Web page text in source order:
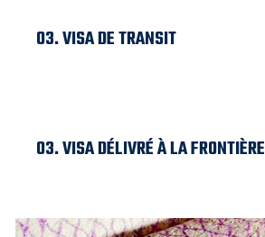
03. VISA DE TRANSIT
03. VISA DÉLIVRÉ À LA FRONTIÈRE